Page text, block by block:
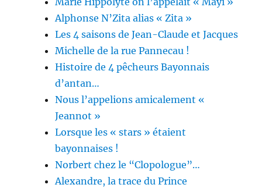
Alphonse N’Zita alias « Zita »
Les 4 saisons de Jean-Claude et Jacques
Michelle de la rue Pannecau !
Histoire de 4 pêcheurs Bayonnais
d’antan…
Nous l’appelions amicalement «
Jeannot »
Lorsque les « stars » étaient
bayonnaises !
Norbert chez le “Clopologue”…
Alexandre, la trace du Prince